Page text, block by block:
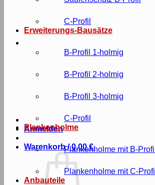
Anmelden
Warenkorb /0,00€
C-Profil
Erweiterungs-Bausätze
B-Profil 1-holmig
B-Profil 2-holmig
B-Profil 3-holmig
C-Profil
Plankenholme
Plankenholme mit B-Profil
Plankenholme mit C-Profil
Anbauteile